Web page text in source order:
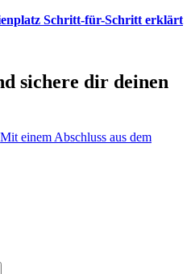
Schritt-für-Schritt erklärt
sichere dir deinen
Mit einem Abschluss aus dem